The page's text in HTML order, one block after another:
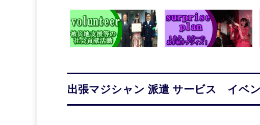
出張マジシャン 派遣 サービス イベ